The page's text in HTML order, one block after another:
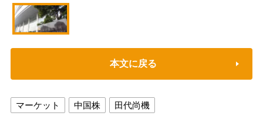
本文に戻る
マーケット 中国株 田代尚機